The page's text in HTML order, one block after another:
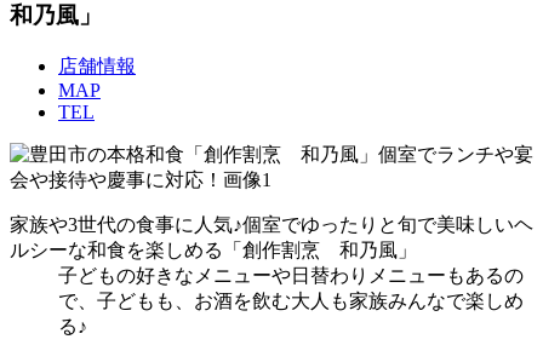
和乃風」
店舗情報
MAP
TEL
家族や3世代の食事に人気♪個室でゆったりと旬で美味しいヘ
ルシーな和食を楽しめる「創作割烹 和乃風」
子どもの好きなメニューや日替わりメニューもあるの
で、子どもも、お酒を飲む大人も家族みんなで楽しめ
る♪